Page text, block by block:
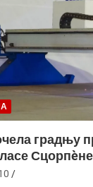
градњу
Сцорпèне